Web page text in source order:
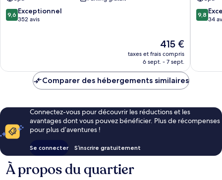
Mykonos
9.6
sur
9,6 Exceptionnel
352 avis
Le
nouveau
prix
de
415 €
taxes et frais compris
6 sept. - 7 sept.
9.8
sur
9,8
34
Comparer des hébergements similaires
Connectez-vous pour découvrir les réductions et les
avantages dont vous pouvez bénéficier. Plus de récompenses
pour plus d’aventures !
Se connecter S’inscrire gratuitement
À propos du quartier